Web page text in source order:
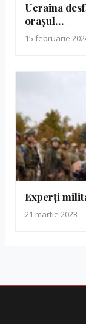
Ucraina
orașul…
15 februarie
Experți
21 martie 2023